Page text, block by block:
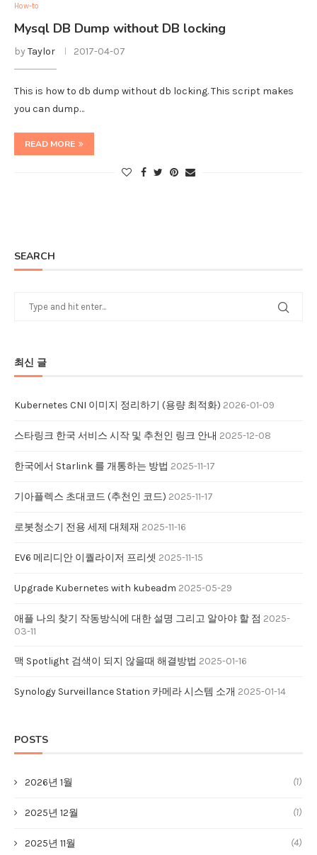
How-to
Mysql DB Dump without DB locking
by Taylor 2017-04-07
This is how to db dump without db locking. This script makes
you can dump…
READ MORE
SEARCH
최신 글
Kubernetes CNI 이미지 정리하기 (용량 최적화) 2026-01-09
스타링크 한국 서비스 시작 및 추천인 링크 안내 2025-12-08
한국에서 Starlink 를 개통하는 방법 2025-11-17
기아플렉스 초대코드 (추천인 코드) 2025-11-17
로봇청소기 전용 세제 대체재 2025-11-16
EV6 메리디안 이퀄라이저 프리셋 2025-11-15
Upgrade Kubernetes with kubeadm 2025-05-29
애플 나의 찾기 작동방식에 대한 설명 그리고 알아야 할 점 2025-
03-11
맥 Spotlight 검색이 되지 않을때 해결방법 2025-01-16
Synology Surveillance Station 카메라 시스템 소개 2025-01-14
POSTS
2026년 1월 (1)
2025년 12월 (1)
2025년 11월 (4)